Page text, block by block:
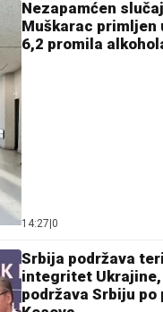
Nezapamćen
Muškarac primljen
6,2 promila
14:27 0
Srbija podržava
integritet Ukrajine,
podržava Srbiju po